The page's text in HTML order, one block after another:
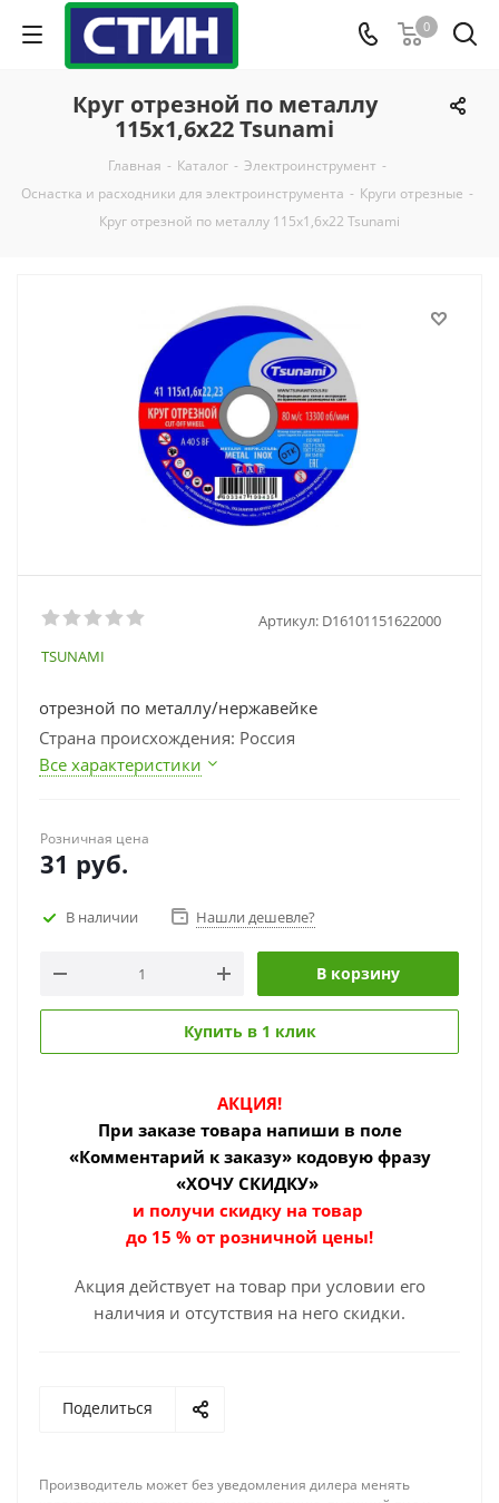
0
Круг отрезной по металлу
115х1,6х22 Tsunami
Главная - Каталог - Электроинструмент -
Оснастка и расходники для электроинструмента - Круги отрезные -
Круг отрезной по металлу 115х1,6х22 Tsunami
Артикул: D16101151622000
TSUNAMI
отрезной по металлу/нержавейке
Страна происхождения: Россия
Все характеристики
Розничная цена
31 руб.
В наличии Нашли дешевле?
В корзину
Купить в 1 клик
АКЦИЯ!
При заказе товара напиши в поле
«Комментарий к заказу» кодовую фразу
«ХОЧУ СКИДКУ»
и получи скидку на товар
до 15 % от розничной цены!
Акция действует на товар при условии его
наличия и отсутствия на него скидки.
Поделиться
Производитель может без уведомления дилера менять